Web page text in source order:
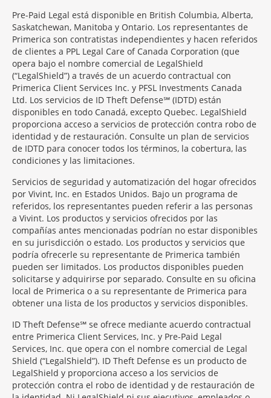
Pre-Paid Legal está disponible en British Columbia, Alberta,
Saskatchewan, Manitoba y Ontario. Los representantes de
Primerica son contratistas independientes y hacen referidos
de clientes a PPL Legal Care of Canada Corporation (que
opera bajo el nombre comercial de LegalShield
(“LegalShield”) a través de un acuerdo contractual con
Primerica Client Services Inc. y PFSL Investments Canada
Ltd. Los servicios de ID Theft Defense℠ (IDTD) están
disponibles en todo Canadá, excepto Quebec. LegalShield
proporciona acceso a servicios de protección contra robo de
identidad y de restauración. Consulte un plan de servicios
de IDTD para conocer todos los términos, la cobertura, las
condiciones y las limitaciones.
Servicios de seguridad y automatización del hogar ofrecidos
por Vivint, Inc. en Estados Unidos. Bajo un programa de
referidos, los representantes pueden referir a las personas
a Vivint. Los productos y servicios ofrecidos por las
compañías antes mencionadas podrían no estar disponibles
en su jurisdicción o estado. Los productos y servicios que
podría ofrecerle su representante de Primerica también
pueden ser limitados. Los productos disponibles pueden
solicitarse y adquirirse por separado. Consulte en su oficina
local de Primerica o a su representante de Primerica para
obtener una lista de los productos y servicios disponibles.
ID Theft Defense℠ se ofrece mediante acuerdo contractual
entre Primerica Client Services, Inc. y Pre-Paid Legal
Services, Inc. que opera con el nombre comercial de Legal
Shield (“LegalShield”). ID Theft Defense es un producto de
LegalShield y proporciona acceso a los servicios de
protección contra el robo de identidad y de restauración de